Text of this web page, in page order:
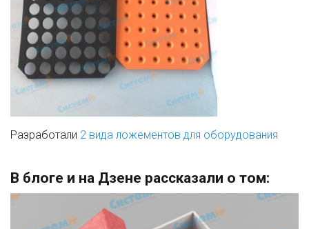
Разработали 2 вида ложементов для оборудования
В блоге и на Дзене рассказали о том: